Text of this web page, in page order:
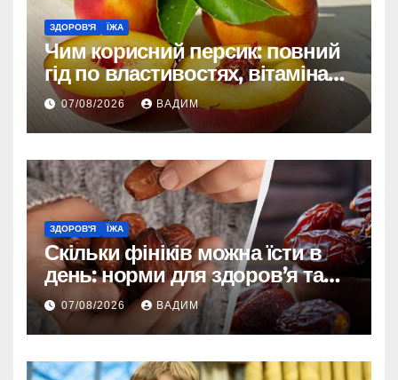
ЗДОРОВ'Я ЇЖА
Чим корисний персик: повний
гід по властивостях, вітамінах і
впливі на організм
07/08/2026 ВАДИМ
ЗДОРОВ'Я ЇЖА
Скільки фініків можна їсти в
день: норми для здоров’я та
енергії
07/08/2026 ВАДИМ